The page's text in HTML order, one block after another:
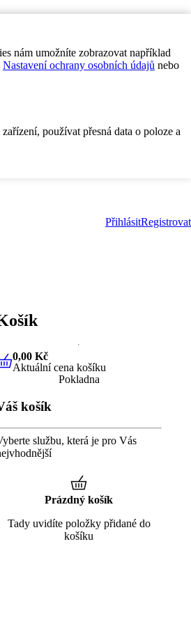
nám umožníte zobrazovat například
Nastavení ochrany osobních údajů nebo
používat přesná data o poloze a
PřihlásitRegistrovat
0,00 KčAktuální cena košíku
0,00 Kč
Aktuální cena košíku
Pokladna
košík
službu, která je pro Vás
Prázdný košík
Tady uvidíte položky přidané do
košíku